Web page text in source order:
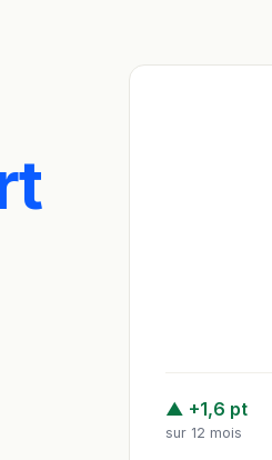
▲ +1,6 pt
sur 12 mois